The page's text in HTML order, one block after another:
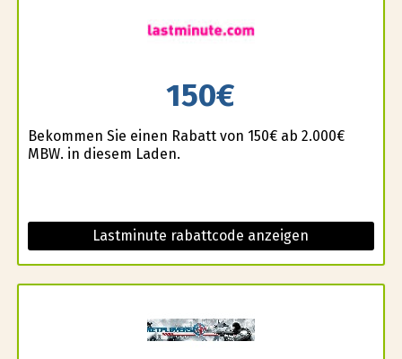
150€
Bekommen Sie einen Rabatt von 150€ ab 2.000€
MBW. in diesem Laden.
Lastminute rabattcode anzeigen